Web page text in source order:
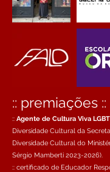
:: premiações ::
:: Agente de Cultura Viva
Diversidade Cultural da
Diversidade Cultural do
Sérgio Mamberti 2023-2026).​
:: certificado de Educador